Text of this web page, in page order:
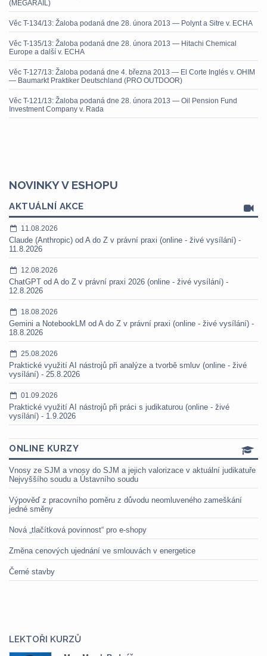
(MEGARAIL)
Věc T-134/13: Žaloba podaná dne 28. února 2013 — Polynt a Sitre v. ECHA
Věc T-135/13: Žaloba podaná dne 28. února 2013 — Hitachi Chemical
Europe a další v. ECHA
Věc T-127/13: Žaloba podaná dne 4. března 2013 — El Corte Inglés v. OHIM
— Baumarkt Praktiker Deutschland (PRO OUTDOOR)
Věc T-121/13: Žaloba podaná dne 28. února 2013 — Oil Pension Fund
Investment Company v. Rada
NOVINKY V ESHOPU
AKTUÁLNÍ AKCE
11.08.2026
Claude (Anthropic) od A do Z v právní praxi (online - živé vysílání) -
11.8.2026
12.08.2026
ChatGPT od A do Z v právní praxi 2026 (online - živé vysílání) -
12.8.2026
18.08.2026
Gemini a NotebookLM od A do Z v právní praxi (online - živé vysílání) -
18.8.2026
25.08.2026
Praktické využití AI nástrojů při analýze a tvorbě smluv (online - živé
vysílání) - 25.8.2026
01.09.2026
Praktické využití AI nástrojů při práci s judikaturou (online - živé
vysílání) - 1.9.2026
ONLINE KURZY
Vnosy ze SJM a vnosy do SJM a jejich valorizace v aktuální judikatuře
Nejvyššího soudu a Ústavního soudu
Výpověď z pracovního poměru z důvodu neomluveného zameškání
jedné směny
Nová „tlačítková povinnost“ pro e-shopy
Změna cenových ujednání ve smlouvách v energetice
Černé stavby
LEKTOŘI KURZŮ